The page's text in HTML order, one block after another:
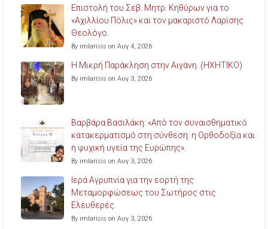
Επιστολή του Σεβ. Μητρ. Κηθύρων για το
«Αχιλλίου Πόλις» και τον μακαριστό Λαρίσης
Θεολόγο.
By imlarisis on Αυγ 4, 2026
Η Μικρή Παράκληση στην Αιγάνη. (ΗΧΗΤΙΚΟ)
By imlarisis on Αυγ 3, 2026
Βαρβάρα Βασιλάκη: «Από τον συναισθηματικό
κατακερματισμό στη σύνθεση: η Ορθοδοξία και
η ψυχική υγεία της Ευρώπης».
By imlarisis on Αυγ 3, 2026
Ιερά Αγρυπνία για την εορτή της
Μεταμορφώσεως του Σωτήρος στις
Ελευθερές.
By imlarisis on Αυγ 3, 2026